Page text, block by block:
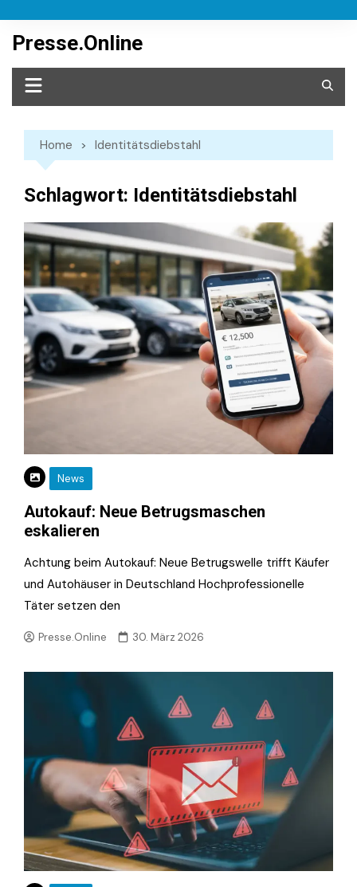
content
Presse.Online
Home Identitätsdiebstahl
Schlagwort: Identitätsdiebstahl
News
Autokauf: Neue Betrugsmaschen
eskalieren
Achtung beim Autokauf: Neue Betrugswelle trifft Käufer
und Autohäuser in Deutschland Hochprofessionelle
Täter setzen den
Presse.Online 30. März 2026